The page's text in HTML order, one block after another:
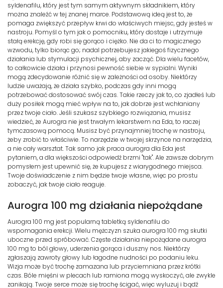
syldenafilu, który jest tym samym aktywnym składnikiem, który
można znaleźć w tej znanej marce. Podstawową ideą jest to, że
pomaga zwiększyć przepływ krwi do właściwych miejsc, gdy jesteś w
nastroju. Pomyśl o tym jak o pomocniku, który dostaje i utrzymuje
stałą erekcję, gdy robi się gorąco i ciężko. Nie da ci to magicznego
wzwodu, tylko biorąc go; nadal potrzebujesz jakiegoś fizycznego
działania lub stymulacji psychicznej, aby zacząć. Dla wielu facetów,
to całkowicie działa i przynosi pewność siebie w sypialni. Wyniki
mogą zdecydowanie różnić się w zależności od osoby. Niektórzy
ludzie uważają, że działa szybko, podczas gdy inni mogą
potrzebować dostosować swój czas. Takie rzeczy jak to, co zjadłeś lub
duży posiłek mogą mieć wpływ na to, jak dobrze jest wchłaniany
przez twoje ciało. Jeśli szukasz szybkiego rozwiązania, musisz
wiedzieć, że Aurogra nie jest trwałym lekarstwem na Eda, to raczej
tymczasową pomocą. Musisz być przynajmniej trochę w nastroju,
żeby zrobić to właściwie. To narzędzie w twojej skrzynce na narzędzia,
a nie cały warsztat. Tak samo jak praca aurogra dla Eda jest
pytaniem, a dla większości odpowiedź brzmi "tak". Ale zawsze dobrym
pomysłem jest upewnić się, że kupujesz z wiarygodnego miejsca.
Twoje doświadczenie z nim będzie twoje własne, więc po prostu
zobaczyć, jak twoje ciało reaguje.
Aurogra 100 mg działania niepożądane
Aurogra 100 mg jest popularną tabletką syldenafilu do
wspomagania erekcji. Wielu mężczyzn szuka aurogra 100 mg skutki
uboczne przed spróbować. Częste działania niepożądane aurogra
100 mg to ból głowy, uderzenia gorąca i duszny nos. Niektórzy
zgłaszają zawroty głowy lub łagodne nudności po podaniu leku.
Wizja może być trochę zamazana lub przyciemniana przez krótki
czas. Bóle mięśni w plecach lub ramiona mogą wyskoczyć, ale zwykle
zanikają. Twoje serce może się trochę ścigać, więc wyluzuj i bądź